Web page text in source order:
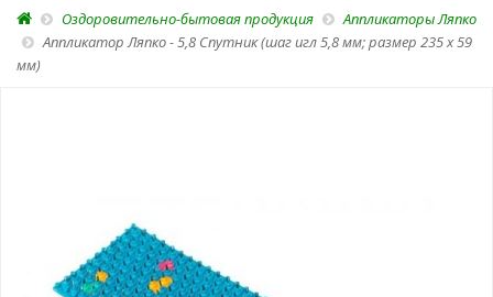
Оздоровительно-бытовая продукция
Аппликаторы Ляпко
Аппликатор Ляпко - 5,8 Спутник (шаг игл 5,8 мм; размер 235 х 59
мм)